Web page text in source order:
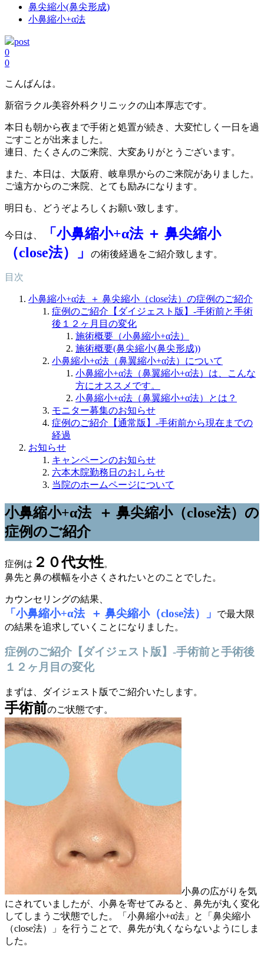
鼻尖縮小(鼻尖形成)
小鼻縮小+α法
post
0
0
こんばんは。
新宿ラクル美容外科クリニックの山本厚志です。
本日も朝から夜まで手術と処置が続き、大変忙しく一日を過
ごすことが出来ました。
連日、たくさんのご来院、大変ありがとうございます。
また、本日は、大阪府、岐阜県からのご来院がありました。
ご遠方からのご来院、とても励みになります。
明日も、どうぞよろしくお願い致します。
今日は、
「小鼻縮小+α法 ＋ 鼻尖縮小
（close法）」
の術後経過をご紹介致します。
目次
小鼻縮小+α法 ＋ 鼻尖縮小（close法）の症例のご紹介
症例のご紹介【ダイジェスト版】-手術前と手術
後１２ヶ月目の変化
施術概要（小鼻縮小+α法）
施術概要(鼻尖縮小(鼻尖形成))
小鼻縮小+α法（鼻翼縮小+α法）について
小鼻縮小+α法（鼻翼縮小+α法）は、こんな
方にオススメです。
小鼻縮小+α法（鼻翼縮小+α法）とは？
モニター募集のお知らせ
症例のご紹介【通常版】-手術前から現在までの
経過
お知らせ
キャンペーンのお知らせ
六本木院勤務日のおしらせ
当院のホームページについて
小鼻縮小+α法 ＋ 鼻尖縮小（close法）の
症例のご紹介
症例は ２０代女性。
鼻先と鼻の横幅を小さくされたいとのことでした。
カウンセリングの結果、
「小鼻縮小+α法 ＋ 鼻尖縮小（close法）」
で最大限
の結果を追求していくことになりました。
症例のご紹介【ダイジェスト版】-手術前と手術後
１２ヶ月目の変化
まずは、ダイジェスト版でご紹介いたします。
手術前のご状態です。
小鼻の広がりを気
にされていましたが、小鼻を寄せてみると、鼻先が丸く変化
してしまうご状態でした。「小鼻縮小+α法」と「鼻尖縮小
（close法）」を行うことで、鼻先が丸くならないようにしま
した。